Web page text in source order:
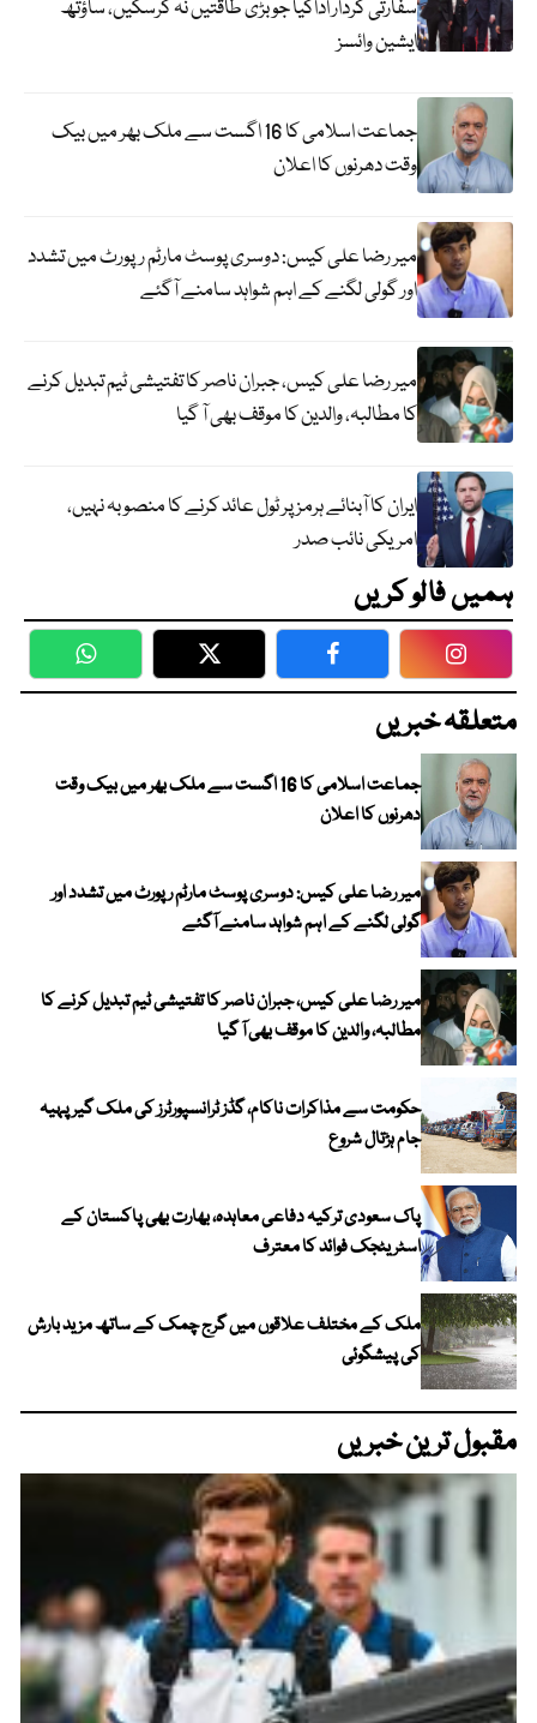
سفارتی کردار اداکیا جو بڑی طاقتیں نہ کرسکیں، ساؤتھ
ایشین وائسز
جماعت اسلامی کا 16 اگست سے ملک بھر میں بیک
وقت دھرنوں کا اعلان
میر رضا علی کیس: دوسری پوسٹ مارٹم رپورٹ میں تشدد
اور گولی لگنے کے اہم شواہد سامنے آگئے
میر رضا علی کیس، جبران ناصر کا تفتیشی ٹیم تبدیل کرنے
کا مطالبہ، والدین کا موقف بھی آ گیا
ایران کا آبنائے ہرمز پر ٹول عائد کرنے کا منصوبہ نہیں،
امریکی نائب صدر
ہمیں فالو کریں
WhatsApp Twitter Facebook
متعلقہ خبریں
جماعت اسلامی کا 16 اگست سے ملک بھر میں بیک وقت
دھرنوں کا اعلان
میر رضا علی کیس: دوسری پوسٹ مارٹم رپورٹ میں تشدد اور
گولی لگنے کے اہم شواہد سامنے آگئے
میر رضا علی کیس، جبران ناصر کا تفتیشی ٹیم تبدیل کرنے کا
مطالبہ، والدین کا موقف بھی آ گیا
حکومت سے مذاکرات ناکام، گڈز ٹرانسپورٹرز کی ملک گیر پہیہ
جام ہڑتال شروع
پاک سعودی ترکیہ دفاعی معاہدہ، بھارت بھی پاکستان کے
اسٹریٹجک فوائد کا معترف
ملک کے مختلف علاقوں میں گرج چمک کے ساتھ مزید بارش
کی پیشگوئی
مقبول ترین خبریں